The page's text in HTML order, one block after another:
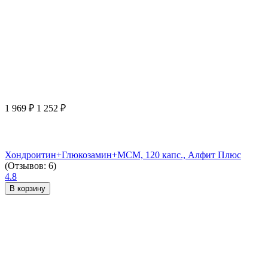
1 969 ₽ 1 252 ₽
Хондроитин+Глюкозамин+МСМ, 120 капс., Алфит Плюс
(Отзывов: 6)
4.8
В корзину